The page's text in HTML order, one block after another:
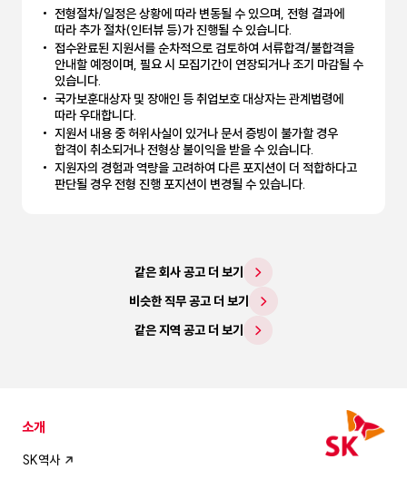
전형절차/일정은 상황에 따라 변동될 수 있으며, 전형 결과에
따라 추가 절차(인터뷰 등)가 진행될 수 있습니다.
접수완료된 지원서를 순차적으로 검토하여 서류합격/불합격을
안내할 예정이며, 필요 시 모집기간이 연장되거나 조기 마감될 수
있습니다.
국가보훈대상자 및 장애인 등 취업보호 대상자는 관계법령에
따라 우대합니다.
지원서 내용 중 허위사실이 있거나 문서 증빙이 불가할 경우
합격이 취소되거나 전형상 불이익을 받을 수 있습니다.
지원자의 경험과 역량을 고려하여 다른 포지션이 더 적합하다고
판단될 경우 전형 진행 포지션이 변경될 수 있습니다.
같은 회사 공고 더 보기
비슷한 직무 공고 더 보기
같은 지역 공고 더 보기
소개
SK역사